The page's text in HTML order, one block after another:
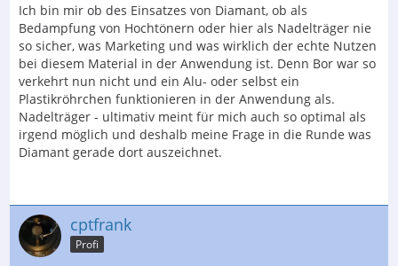
Ich bin mir ob des Einsatzes von Diamant, ob als
Bedampfung von Hochtönern oder hier als Nadelträger nie
so sicher, was Marketing und was wirklich der echte Nutzen
bei diesem Material in der Anwendung ist. Denn Bor war so
verkehrt nun nicht und ein Alu- oder selbst ein
Plastikröhrchen funktionieren in der Anwendung als.
Nadelträger - ultimativ meint für mich auch so optimal als
irgend möglich und deshalb meine Frage in die Runde was
Diamant gerade dort auszeichnet.
cptfrank
Profi